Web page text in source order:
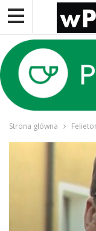
Strona główna